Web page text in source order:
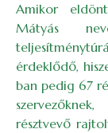
Amikor
Mátyás
érdeklődő,
ban pedig 67
résztvevő